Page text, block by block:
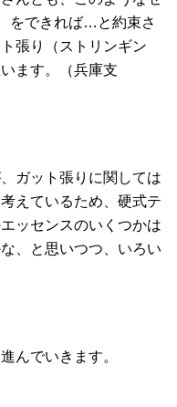
をできれば…と約束さ
張り（ストリンギン
ます。（兵庫支
ガット張りに関しては
えているため、硬式テ
ッセンスのいくつかは
、と思いつつ、いろい
んでいきます。